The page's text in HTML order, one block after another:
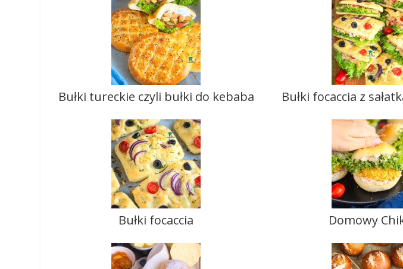
Bułki tureckie czyli bułki do kebaba Bułki focaccia z
Bułki focaccia Domowy